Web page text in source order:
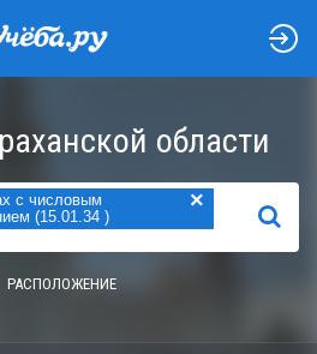
области
с числовым
(15.01.34 )
×
НАЙТИ
РАСПОЛОЖЕНИЕ